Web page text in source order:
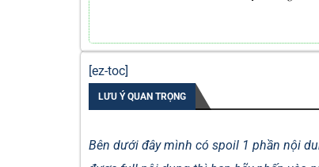
[ez-toc]
LƯU Ý QUAN TRỌNG
Bên dưới đây mình có spoil 1 phần nội